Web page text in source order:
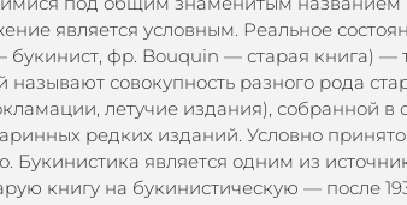
является условным. Реальное
фр. Bouquin — старая книга) —
называют совокупность разного рода
летучие издания), собранной
редких изданий. Условно
Букинистика является одним из
книгу на букинистическую — после